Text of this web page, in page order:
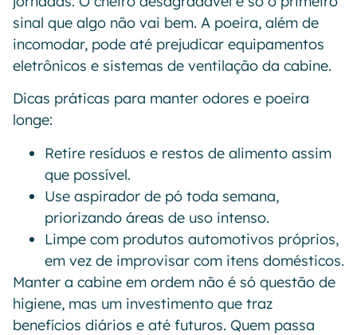
sinal que algo não vai bem. A poeira, além de
incomodar, pode até prejudicar equipamentos
eletrônicos e sistemas de ventilação da cabine.
Dicas práticas para manter odores e poeira
longe:
Retire resíduos e restos de alimento assim
que possível.
Use aspirador de pó toda semana,
priorizando áreas de uso intenso.
Limpe com produtos automotivos próprios,
em vez de improvisar com itens domésticos.
Manter a cabine em ordem não é só questão de
higiene, mas um investimento que traz
benefícios diários e até futuros. Quem passa